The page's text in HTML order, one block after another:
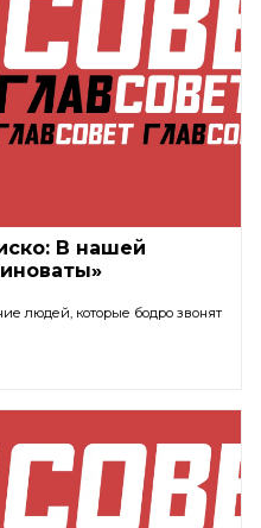
В нашей
людей, которые бодро звонят